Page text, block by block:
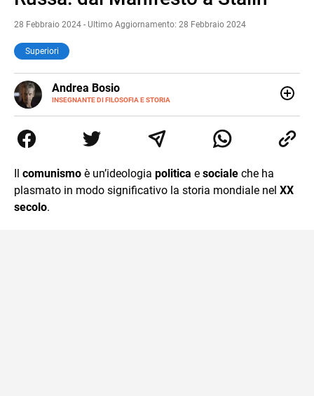
28 Febbraio 2024 - Ultimo Aggiornamento: 28 Febbraio 2024
Superiori
Andrea Bosio
INSEGNANTE DI FILOSOFIA E STORIA
E-
MAIL
occupandosi di storia della comunicazione scientifica e di
storia della Chiesa. È dottorando presso la Facoltà
volume Giovani Minzoni terra incognita.
Il comunismo è un’ideologia politica e sociale che ha
plasmato in modo significativo la storia mondiale nel XX
secolo.